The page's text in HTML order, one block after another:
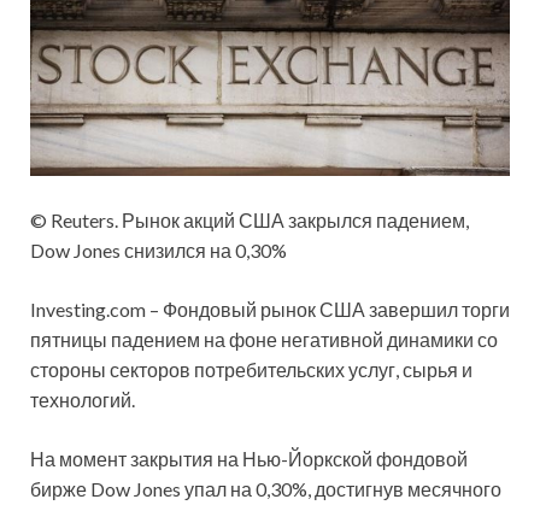
© Reuters. Рынок акций США закрылся падением,
Dow Jones снизился на 0,30%
Investing.com – Фондовый рынок США завершил торги
пятницы падением на фоне негативной динамики со
стороны секторов потребительских услуг, сырья и
технологий.
На момент закрытия на Нью-Йоркской фондовой
бирже Dow Jones упал на 0,30%, достигнув месячного